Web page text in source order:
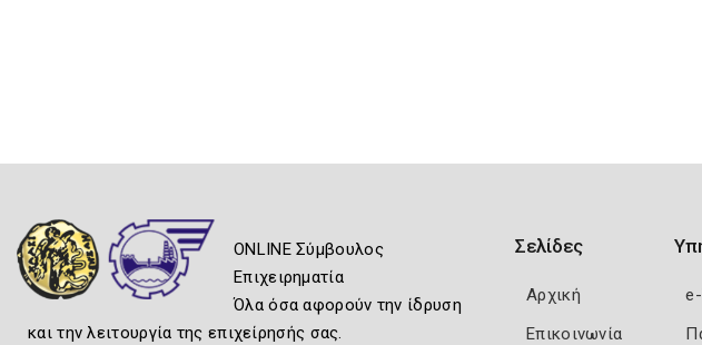
ONLINE Σύμβουλος
Επιχειρηματία
Όλα όσα αφορούν την ίδρυση
και την λειτουργία της επιχείρησής σας.
Σελίδες
Αρχική
Επικοινωνία